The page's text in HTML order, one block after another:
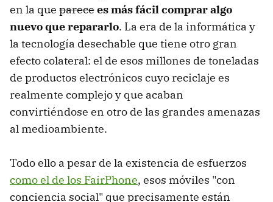
en la que parecees más fácil comprar algo
nuevo que repararlo. La era de la informática y
la tecnología desechable que tiene otro gran
efecto colateral: el de esos millones de toneladas
de productos electrónicos cuyo reciclaje es
realmente complejo y que acaban
convirtiéndose en otro de las grandes amenazas
al medioambiente.
Todo ello a pesar de la existencia de esfuerzos
como el de los FairPhone, esos móviles "con
conciencia social" que precisamente están